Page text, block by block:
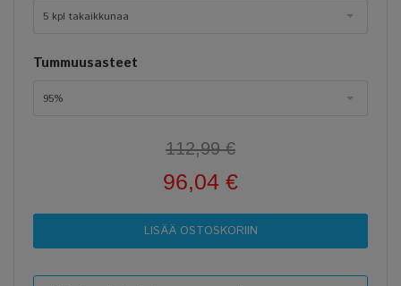
5 kpl takaikkunaa
Tummuusasteet
95%
112,99 €
96,04 €